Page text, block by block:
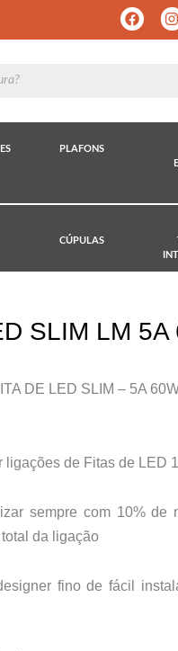
PLAFONS
CÚPULAS
SLIM LM 5A
DE LED SLIM – 5A
ligações de Fitas de LED
sempre com 10% de
da ligação
fino de fácil